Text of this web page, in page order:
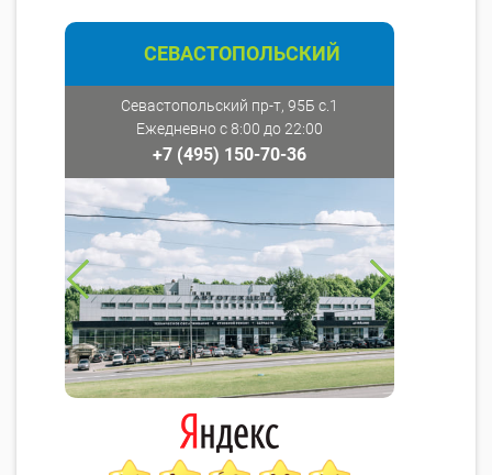
СЕВАСТОПОЛЬСКИЙ
Севастопольский пр-т, 95Б с.1
Ежедневно с 8:00 до 22:00
+7 (495) 150-70-36